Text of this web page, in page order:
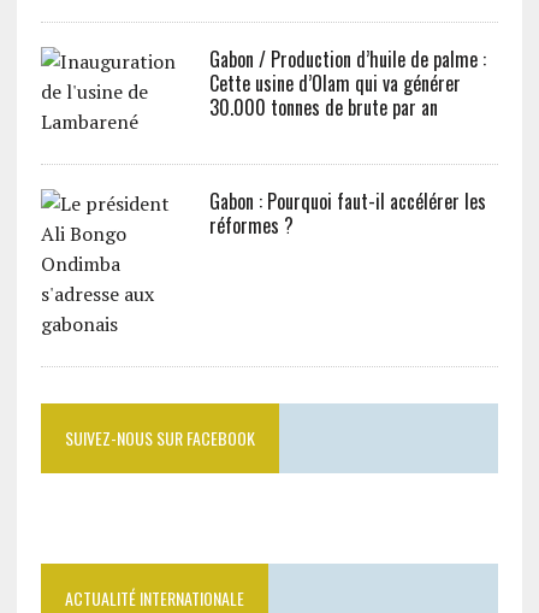
Gabon / Production d’huile de palme :
Cette usine d’Olam qui va générer
30.000 tonnes de brute par an
Gabon : Pourquoi faut-il accélérer les
réformes ?
SUIVEZ-NOUS SUR FACEBOOK
ACTUALITÉ INTERNATIONALE